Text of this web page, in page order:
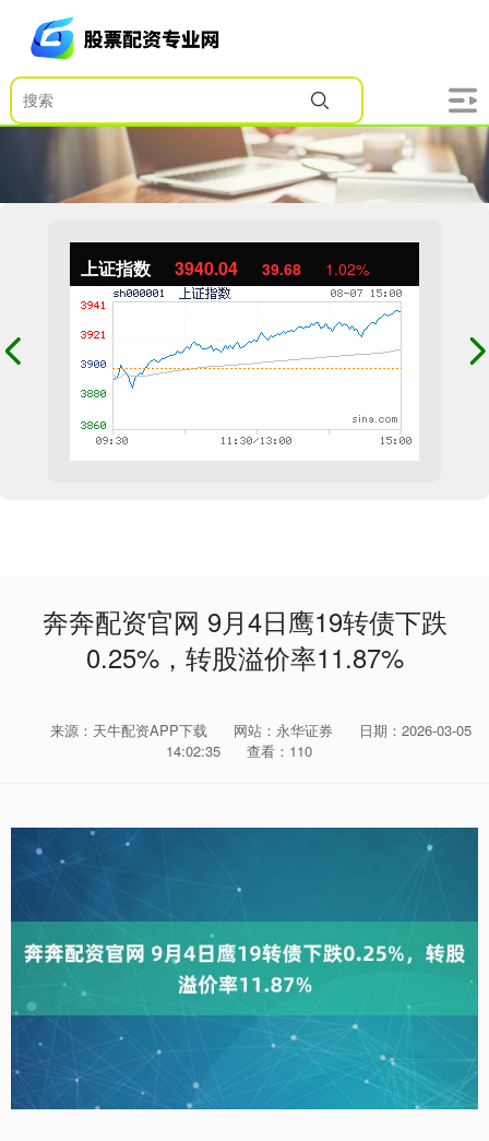
上证指数 3940.04 39.68 1.02%
奔奔配资官网 9月4日鹰19转债下跌
0.25%，转股溢价率11.87%
来源：天牛配资APP下载 网站：永华证券
日期：2026-03-05
14:02:35
查看：110